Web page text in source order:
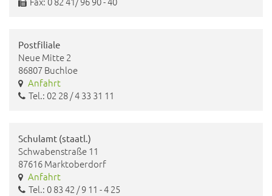
Postfiliale
Neue Mitte 2
86807 Buchloe
Anfahrt
Tel.: 02 28 / 4 33 31 11
Schulamt (staatl.)
Schwabenstraße 11
87616 Marktoberdorf
Anfahrt
Tel.: 0 83 42 / 9 11 - 4 25